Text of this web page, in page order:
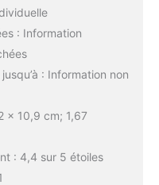
: Information
: Information non
x 10,9 cm; 1,67
: 4,4 sur 5 étoiles